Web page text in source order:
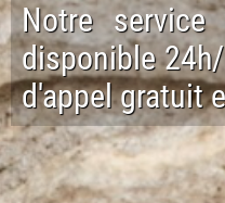
Notre service
disponible
d'appel gratuit